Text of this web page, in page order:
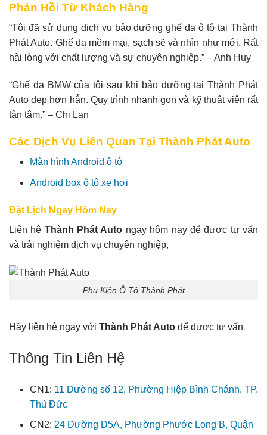
Phản Hồi Từ Khách Hàng
“Tôi đã sử dụng dịch vụ bảo dưỡng ghế da ô tô tại Thành
Phát Auto. Ghế da mềm mại, sạch sẽ và nhìn như mới. Rất
hài lòng với chất lượng và sự chuyên nghiệp.” – Anh Huy
“Ghế da BMW của tôi sau khi bảo dưỡng tại Thành Phát
Auto đẹp hơn hẳn. Quy trình nhanh gọn và kỹ thuật viên rất
tận tâm.” – Chị Lan
Các Dịch Vụ Liên Quan Tại Thành Phát Auto
Màn hình Android ô tô
Android box ô tô xe hơi
Đặt Lịch Ngay Hôm Nay
Liên hệ Thành Phát Auto ngay hôm nay để được tư vấn
và trải nghiệm dịch vụ chuyên nghiệp,
Phụ Kiện Ô Tô Thành Phát
Hãy liên hệ ngay với Thành Phát Auto để được tư vấn
Thông Tin Liên Hệ
CN1: 11 Đường số 12, Phường Hiệp Bình Chánh, TP.
Thủ Đức
CN2: 24 Đường D5A, Phường Phước Long B, Quận